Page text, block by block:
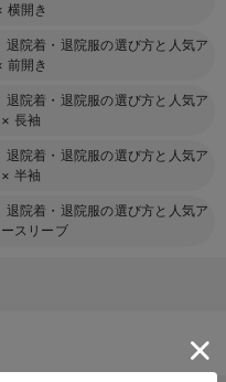
横開き
院着・退院服の選び方と人気ア
前開き
院着・退院服の選び方と人気ア
× 長袖
院着・退院服の選び方と人気ア
× 半袖
院着・退院服の選び方と人気ア
スリーブ